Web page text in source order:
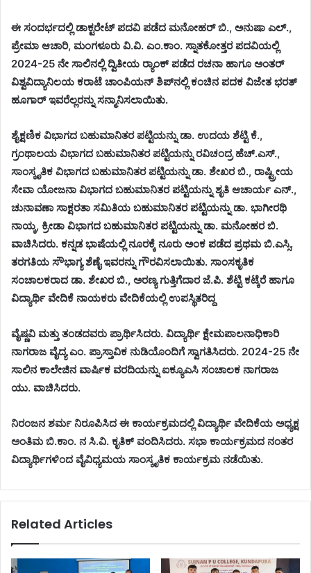
ಈ ಸಂದರ್ಭದಲ್ಲಿ ಡಾಕ್ಟರೇಟ್ ಪದವಿ ಪಡೆದ ಮನೋಹರ್ ಬಿ., ಅನುಷಾ ಎಲ್.,
ಪ್ರೇಮಾ ಆಚಾರಿ, ಮಂಗಳೂರು ವಿ.ವಿ. ಎಂ.ಕಾಂ. ಸ್ನಾತಕೋತ್ತರ ಪದವಿಯಲ್ಲಿ
2024-25 ನೇ ಸಾಲಿನಲ್ಲಿ ದ್ವಿತೀಯ ರ‍್ಯಾಂಕ್ ಪಡೆದ ರಚನಾ ಹಾಗೂ ಅಂತರ್
ವಿಶ್ವವಿದ್ಯಾನಿಲಯ ಕರಾಟೆ ಚಾಂಪಿಯನ್ ಶಿಪ್‌ನಲ್ಲಿ ಕಂಚಿನ ಪದಕ ವಿಜೇತ ಭರತ್
ಹೂಗಾರ್ ಇವರೆಲ್ಲರನ್ನು ಸನ್ಮಾನಿಸಲಾಯಿತು.
ಶೈಕ್ಷಣಿಕ ವಿಭಾಗದ ಬಹುಮಾನಿತರ ಪಟ್ಟಿಯನ್ನು ಡಾ. ಉದಯ ಶೆಟ್ಟಿ ಕೆ.,
ಗ್ರಂಥಾಲಯ ವಿಭಾಗದ ಬಹುಮಾನಿತರ ಪಟ್ಟಿಯನ್ನು ರವಿಚಂದ್ರ ಹೆಚ್.ಎಸ್.,
ಸಾಂಸ್ಕೃತಿಕ ವಿಭಾಗದ ಬಹುಮಾನಿತರ ಪಟ್ಟಿಯನ್ನು ಡಾ. ಶೇಖರ ಬಿ., ರಾಷ್ಟ್ರೀಯ
ಸೇವಾ ಯೋಜನಾ ವಿಭಾಗದ ಬಹುಮಾನಿತರ ಪಟ್ಟಿಯನ್ನು ಶೃತಿ ಆಚಾರ್ಯ ಎನ್.,
ಚುನಾವಣಾ ಸಾಕ್ಷರತಾ ಸಮಿತಿಯ ಬಹುಮಾನಿತರ ಪಟ್ಟಿಯನ್ನು ಡಾ. ಭಾಗೀರಥಿ
ನಾಯ್ಕ, ಕ್ರೀಡಾ ವಿಭಾಗದ ಬಹುಮಾನಿತರ ಪಟ್ಟಿಯನ್ನು ಡಾ. ಮನೋಹರ ಬಿ.
ವಾಚಿಸಿದರು. ಕನ್ನಡ ಭಾಷೆಯಲ್ಲಿ ನೂರಕ್ಕೆ ನೂರು ಅಂಕ ಪಡೆದ ಪ್ರಥಮ ಬಿ.ಎಸ್ಸಿ.
ತರಗತಿಯ ಸೌಭಾಗ್ಯ ಶೆಣೈ ಇವರನ್ನು ಗೌರವಿಸಲಾಯಿತು. ಸಾಂಸಕೃತಿಕ
ಸಂಚಾಲಕರಾದ ಡಾ. ಶೇಖರ ಬಿ., ಅರಣ್ಯ ಗುತ್ತಿಗೆದಾರ ಜೆ.ಪಿ. ಶೆಟ್ಟಿ ಕಟ್ಕೆರೆ ಹಾಗೂ
ವಿದ್ಯಾರ್ಥಿ ವೇದಿಕೆ ನಾಯಕರು ವೇದಿಕೆಯಲ್ಲಿ ಉಪಸ್ಥಿತರಿದ್ದ
ವೈಷ್ಣವಿ ಮತ್ತು ತಂಡದವರು ಪ್ರಾರ್ಥಿಸಿದರು. ವಿದ್ಯಾರ್ಥಿ ಕ್ಷೇಮಪಾಲನಾಧಿಕಾರಿ
ನಾಗರಾಜ ವೈದ್ಯ ಎಂ. ಪ್ರಾಸ್ತಾವಿಕ ನುಡಿಯೊಂದಿಗೆ ಸ್ವಾಗತಿಸಿದರು. 2024-25 ನೇ
ಸಾಲಿನ ಕಾಲೇಜಿನ ವಾರ್ಷಿಕ ವರದಿಯನ್ನು ಐಕ್ಯೂಎಸಿ ಸಂಚಾಲಕ ನಾಗರಾಜ
ಯು. ವಾಚಿಸಿದರು.
ನಿರಂಜನ ಶರ್ಮ ನಿರೂಪಿಸಿದ ಈ ಕಾರ್ಯಕ್ರಮದಲ್ಲಿ ವಿದ್ಯಾರ್ಥಿ ವೇದಿಕೆಯ ಅಧ್ಯಕ್ಷ
ಅಂತಿಮ ಬಿ.ಕಾಂ. ನ ಸಿ.ವಿ. ಕೃತಿಕ್ ವಂದಿಸಿದರು. ಸಭಾ ಕಾರ್ಯಕ್ರಮದ ನಂತರ
ವಿದ್ಯಾರ್ಥಿಗಳಿಂದ ವೈವಿಧ್ಯಮಯ ಸಾಂಸ್ಕೃತಿಕ ಕಾರ್ಯಕ್ರಮ ನಡೆಯಿತು.
Related Articles